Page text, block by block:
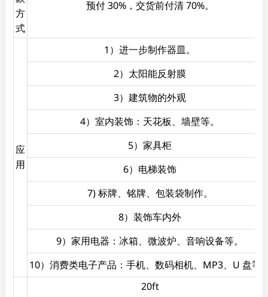
方
式
预付 30%，交货前付清 70%。
应
用
1）进一步制作器皿。
2）太阳能反射膜
3）建筑物的外观
4）室内装饰：天花板、墙壁等。
5）家具柜
6）电梯装饰
7) 标牌、铭牌、包装袋制作。
8）装饰车内外
9）家用电器：冰箱、微波炉、音响设备等。
10）消费类电子产品：手机、数码相机、MP3、U 盘等
20ft